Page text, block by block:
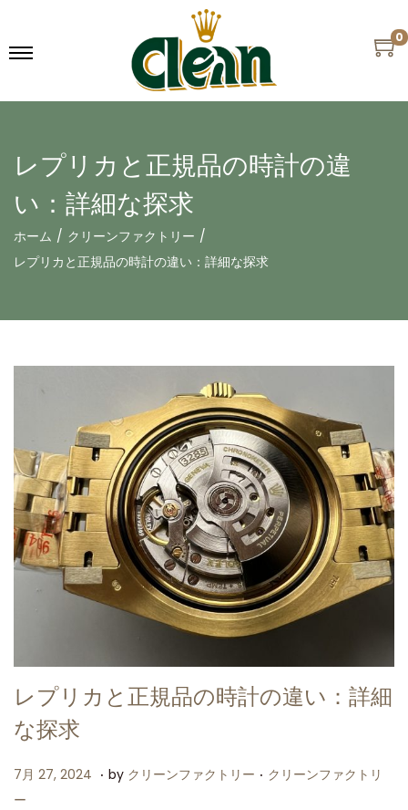
0
レプリカと正規品の時計の違
い：詳細な探求
ホーム / クリーンファクトリー /
レプリカと正規品の時計の違い：詳細な探求
レプリカと正規品の時計の違い：詳細
な探求
P
o
7月 27, 2024 7. by クリーンファクトリー . P
クリーンファクトリ
ー